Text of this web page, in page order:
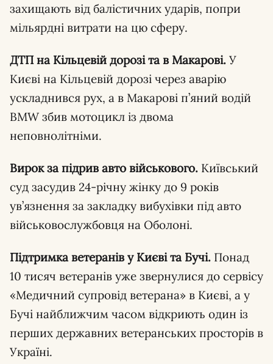
захищають від балістичних ударів, попри
мільярдні витрати на цю сферу.
ДТП на Кільцевій дорозі та в Макарові. У
Києві на Кільцевій дорозі через аварію
ускладнився рух, а в Макарові п’яний водій
BMW збив мотоцикл із двома
неповнолітніми.
Вирок за підрив авто військового. Київський
суд засудив 24-річну жінку до 9 років
ув’язнення за закладку вибухівки під авто
військовослужбовця на Оболоні.
Підтримка ветеранів у Києві та Бучі. Понад
10 тисяч ветеранів уже звернулися до сервісу
«Медичний супровід ветерана» в Києві, а у
Бучі найближчим часом відкриють один із
перших державних ветеранських просторів в
Україні.